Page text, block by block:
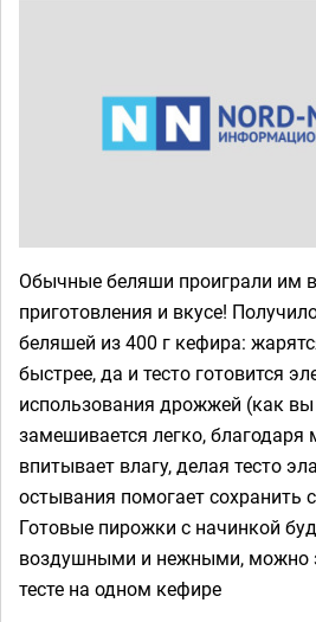
Обычные беляши проиграли им
приготовления и вкусе!
беляшей из 400 г кефира:
быстрее, да и тесто готовится
использования дрожжей (как
замешивается легко, благодаря
впитывает влагу, делая тесто
остывания помогает сохранить
Готовые пирожки с начинкой
воздушными и нежными, можно
тесте на одном кефире